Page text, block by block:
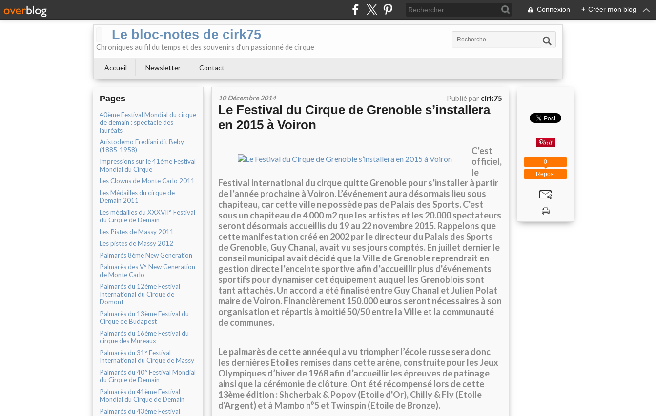
Connexion + Créer mon blog
Le bloc-notes de cirk75
Chroniques au fil du temps et des souvenirs d’un passionné de cirque
Accueil Newsletter Contact
Pages
40ème Festival Mondial du cirque
de demain : spectacle des
lauréats
Aristodemo Frediani dit Beby
(1885-1958)
Impressions sur le 41ème Festival
Mondial du Cirque
Les Clowns de Monte Carlo 2011
Les Médailles du cirque de
Demain 2011
Les médailles du XXXVII° Festival
du Cirque de Demain
Les Pistes de Massy 2011
Les pistes de Massy 2012
Palmarès 8ème New Generation
Palmarès des V° New Generation
de Monte Carlo
Palmarès du 12ème Festival
International du Cirque de
Domont
Palmarès du 13ème Festival du
Cirque de Budapest
Palmarès du 16ème Festival du
cirque des Mureaux
Palmarès du 31° Festival
International du Cirque de Massy
Palmarès du 40° Festival Mondial
du Cirque de Demain
Palmarès du 41ème Festival
Mondial du Cirque de Demain
Palmarès du 43ème Festival
10 Décembre 2014 Publié par cirk75
Le Festival du Cirque de Grenoble s’installera
en 2015 à Voiron
C’est
officiel,
le
Festival international du cirque quitte Grenoble pour s’installer à partir
de l’année prochaine à Voiron. L’événement aura désormais lieu sous
chapiteau, car cette ville ne possède pas de Palais des Sports. C'est
sous un chapiteau de 4 000 m2 que les artistes et les 20.000 spectateurs
seront désormais accueillis du 19 au 22 novembre 2015. Rappelons que
cette manifestation créé en 2002 par le directeur du Palais des Sports
de Grenoble, Guy Chanal, avait vu ses jours comptés. En juillet dernier le
conseil municipal avait décidé que la Ville de Grenoble reprendrait en
gestion directe l’enceinte sportive afin d’accueillir plus d'événements
sportifs pour dynamiser cet équipement auquel les Grenoblois sont
tant attachés. Un accord a été finalisé entre Guy Chanal et Julien Polat
maire de Voiron. Financièrement 150.000 euros seront nécessaires à son
organisation et répartis à moitié 50/50 entre la Ville et la communauté
de communes.
Le palmarès de cette année qui a vu triompher l’école russe sera donc
les dernières Etoiles remises dans cette arène, construite pour les Jeux
Olympiques d’hiver de 1968 afin d’accueillir les épreuves de patinage
ainsi que la cérémonie de clôture. Ont été récompensé lors de cette
13ème édition : Shcherbak & Popov (Etoile d'Or), Chilly & Fly (Etoile
d'Argent) et à Mambo n°5 et Twinspin (Etoile de Bronze).
Repost
0